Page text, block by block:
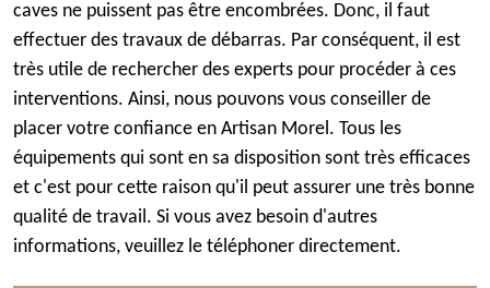
caves ne puissent pas être encombrées. Donc, il faut
effectuer des travaux de débarras. Par conséquent, il est
très utile de rechercher des experts pour procéder à ces
interventions. Ainsi, nous pouvons vous conseiller de
placer votre confiance en Artisan Morel. Tous les
équipements qui sont en sa disposition sont très efficaces
et c'est pour cette raison qu'il peut assurer une très bonne
qualité de travail. Si vous avez besoin d'autres
informations, veuillez le téléphoner directement.